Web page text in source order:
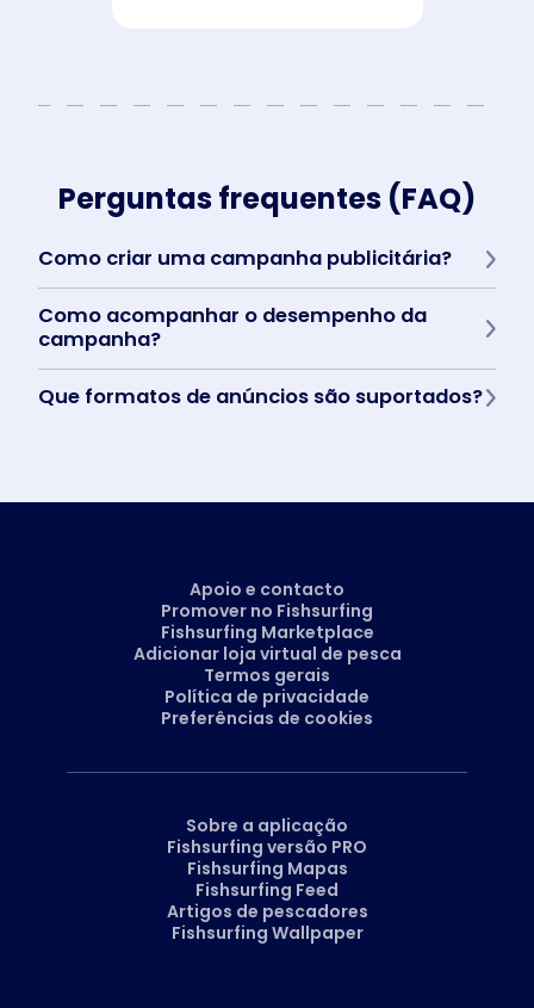
Perguntas frequentes (FAQ)
Como criar uma campanha publicitária?
configure a segmentação. Se necessário, entre em contato
com nossa equipe de vendas.
Como acompanhar o desempenho da
campanha?
diretamente noBusiness Manager.
Que formatos de anúncios são suportados?
Apoio e contacto
Promover no Fishsurfing
Fishsurfing Marketplace
Adicionar loja virtual de pesca
Termos gerais
Política de privacidade
Preferências de cookies
Sobre a aplicação
Fishsurfing versão PRO
Fishsurfing Mapas
Fishsurfing Feed
Artigos de pescadores
Fishsurfing Wallpaper